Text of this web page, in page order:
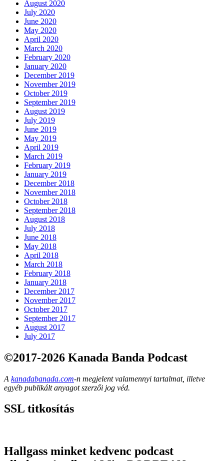
August 2020
July 2020
June 2020
May 2020
April 2020
March 2020
February 2020
January 2020
December 2019
November 2019
October 2019
September 2019
August 2019
July 2019
June 2019
May 2019
April 2019
March 2019
February 2019
January 2019
December 2018
November 2018
October 2018
September 2018
August 2018
July 2018
June 2018
May 2018
April 2018
March 2018
February 2018
January 2018
December 2017
November 2017
October 2017
September 2017
August 2017
July 2017
©2017-2026 Kanada Banda Podcast
A kanadabanada.com-n megjelent valamennyi tartalmat, illetve
egyéb publikált anyagot szerzői jog véd.
SSL titkosítás
Hallgass minket kedvenc podcast